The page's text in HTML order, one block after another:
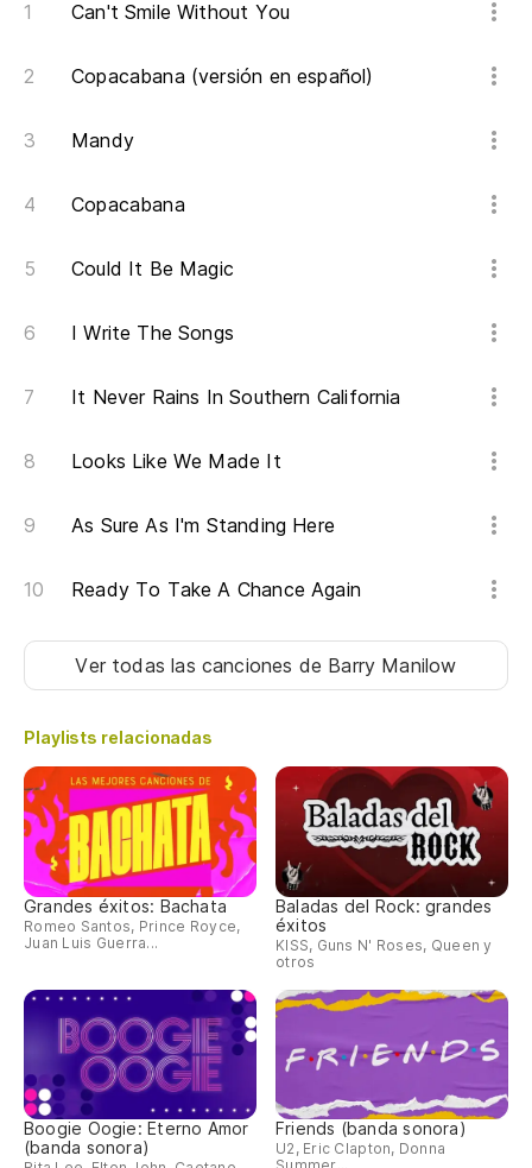
Can't Smile Without You
Copacabana (versión en español)
Mandy
Copacabana
Could It Be Magic
I Write The Songs
It Never Rains In Southern California
Looks Like We Made It
As Sure As I'm Standing Here
Ready To Take A Chance Again
Ver todas las canciones de Barry Manilow
Playlists relacionadas
Grandes éxitos: Bachata
Romeo Santos, Prince Royce,
Juan Luis Guerra...
Baladas del Rock: grandes
éxitos
KISS, Guns N' Roses, Queen y
otros
Boogie Oogie: Eterno Amor
(banda sonora)
Friends (banda sonora)
U2, Eric Clapton, Donna